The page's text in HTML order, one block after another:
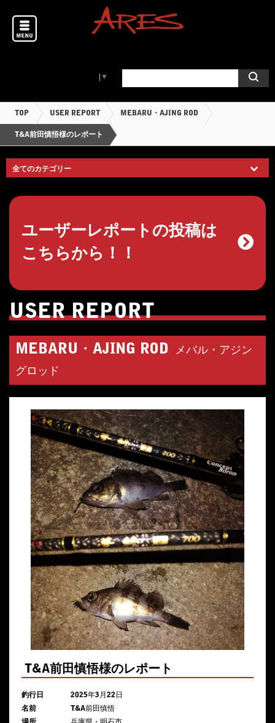
▼
TOP USER REPORT MEBARU・AJING ROD
T&A前田慎悟様のレポート
ユーザーレポートの投稿は
こちらから！！
USER REPORT
MEBARU・AJING ROD
メバル・アジン
グロッド
T&A前田慎悟様のレポート
釣行日
2025年3月22日
名前
T&A前田慎悟